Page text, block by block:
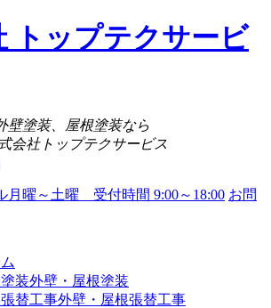
壁塗装、屋根塗装なら
会社トップテクサービス
月曜～土曜 受付時間 9:00～18:00 お問
外壁・屋根塗装
外壁・屋根張替工事